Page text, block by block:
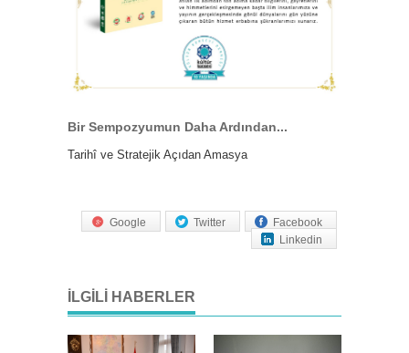
Bir Sempozyumun Daha Ardından...
Tarihî ve Stratejik Açıdan Amasya
Facebook
Twitter
Google
Linkedin
İLGILI HABERLER